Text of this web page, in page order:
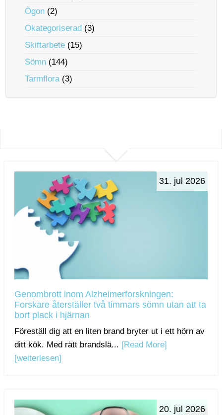
Ögon (2)
Okategoriserad (3)
Skiftarbete (15)
Sömn (144)
Tarmflora(3)
31. jul 2026
Genombrott inom Alzheimerforskningen:
Forskare återställer två timmars sömn utan att ta
bort plack i hjärnan
Föreställ dig att en liten brand bryter ut i ett hörn av
ditt kök. Med rätt brandslä... [Read More]
[weiterlesen]
20. jul 2026